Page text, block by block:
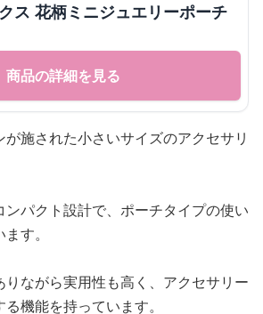
ス 花柄ミニジュエリーポーチ
商品の詳細を見る
施された小さいサイズのアクセサリ
パクト設計で、ポーチタイプの使い
す。
ながら実用性も高く、アクセサリー
機能を持っています。